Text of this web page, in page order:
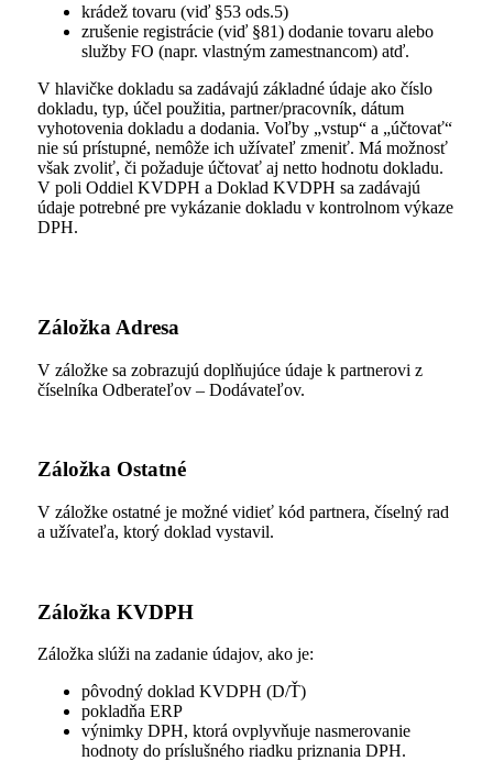
krádež tovaru (viď §53 ods.5)
zrušenie registrácie (viď §81) dodanie tovaru alebo
služby FO (napr. vlastným zamestnancom) atď.
V hlavičke dokladu sa zadávajú základné údaje ako číslo
dokladu, typ, účel použitia, partner/pracovník, dátum
vyhotovenia dokladu a dodania. Voľby „vstup“ a „účtovať“
nie sú prístupné, nemôže ich užívateľ zmeniť. Má možnosť
však zvoliť, či požaduje účtovať aj netto hodnotu dokladu.
V poli Oddiel KVDPH a Doklad KVDPH sa zadávajú
údaje potrebné pre vykázanie dokladu v kontrolnom výkaze
DPH.
Záložka Adresa
V záložke sa zobrazujú doplňujúce údaje k partnerovi z
číselníka Odberateľov – Dodávateľov.
Záložka Ostatné
V záložke ostatné je možné vidieť kód partnera, číselný rad
a užívateľa, ktorý doklad vystavil.
Záložka KVDPH
Záložka slúži na zadanie údajov, ako je:
pôvodný doklad KVDPH (D/Ť)
pokladňa ERP
výnimky DPH, ktorá ovplyvňuje nasmerovanie
hodnoty do príslušného riadku priznania DPH.